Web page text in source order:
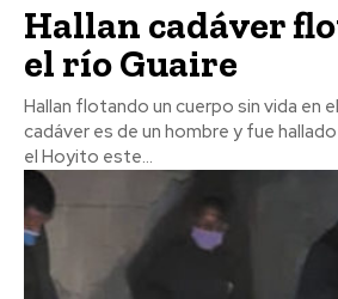
Hallan cadáver
el río Guaire
Hallan flotando un cuerpo sin vida en
cadáver es de un hombre y fue
el Hoyito este...